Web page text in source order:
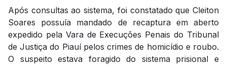
Após consultas ao sistema, foi constatado que Cleiton
Soares possuía mandado de recaptura em aberto
expedido pela Vara de Execuções Penais do Tribunal
de Justiça do Piauí pelos crimes de homicídio e roubo.
O suspeito estava foragido do sistema prisional e